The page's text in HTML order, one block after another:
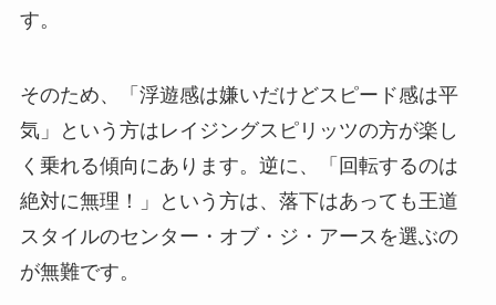
す。
そのため、「浮遊感は嫌いだけどスピード感は平
気」という方はレイジングスピリッツの方が楽し
く乗れる傾向にあります。逆に、「回転するのは
絶対に無理！」という方は、落下はあっても王道
スタイルのセンター・オブ・ジ・アースを選ぶの
が無難です。